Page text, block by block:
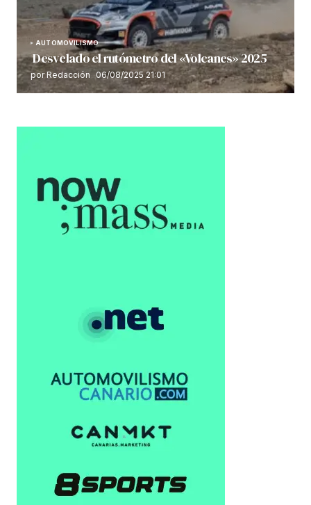
AUTOMOVILISMO
Desvelado el rutómetro del «Volcanes» 2025
por Redacción 06/08/2025 21:01